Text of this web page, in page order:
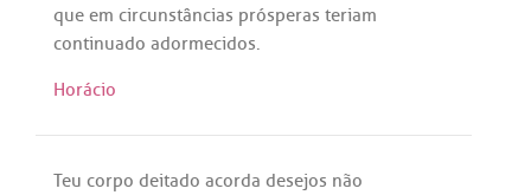
que em circunstâncias prósperas teriam
continuado adormecidos.
Horácio
Teu corpo deitado acorda desejos não